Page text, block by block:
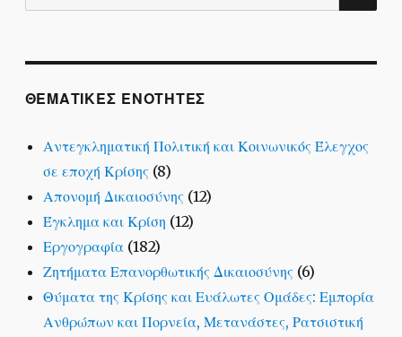
for:
ΘΕΜΑΤΙΚΕΣ ΕΝΟΤΗΤΕΣ
Αντεγκληματική Πολιτική και Κοινωνικός Έλεγχος
σε εποχή Κρίσης (8)
Απονομή Δικαιοσύνης (12)
Έγκλημα και Κρίση (12)
Εργογραφία(182)
Ζητήματα Επανορθωτικής Δικαιοσύνης (6)
Θύματα της Κρίσης και Ευάλωτες Ομάδες: Εμπορία
Ανθρώπων και Πορνεία, Μετανάστες, Ρατσιστική